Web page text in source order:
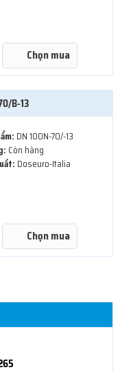
Chọn mua
B-13
DN 100N-70/-13
Còn hàng
Doseuro-Italia
Chọn mua